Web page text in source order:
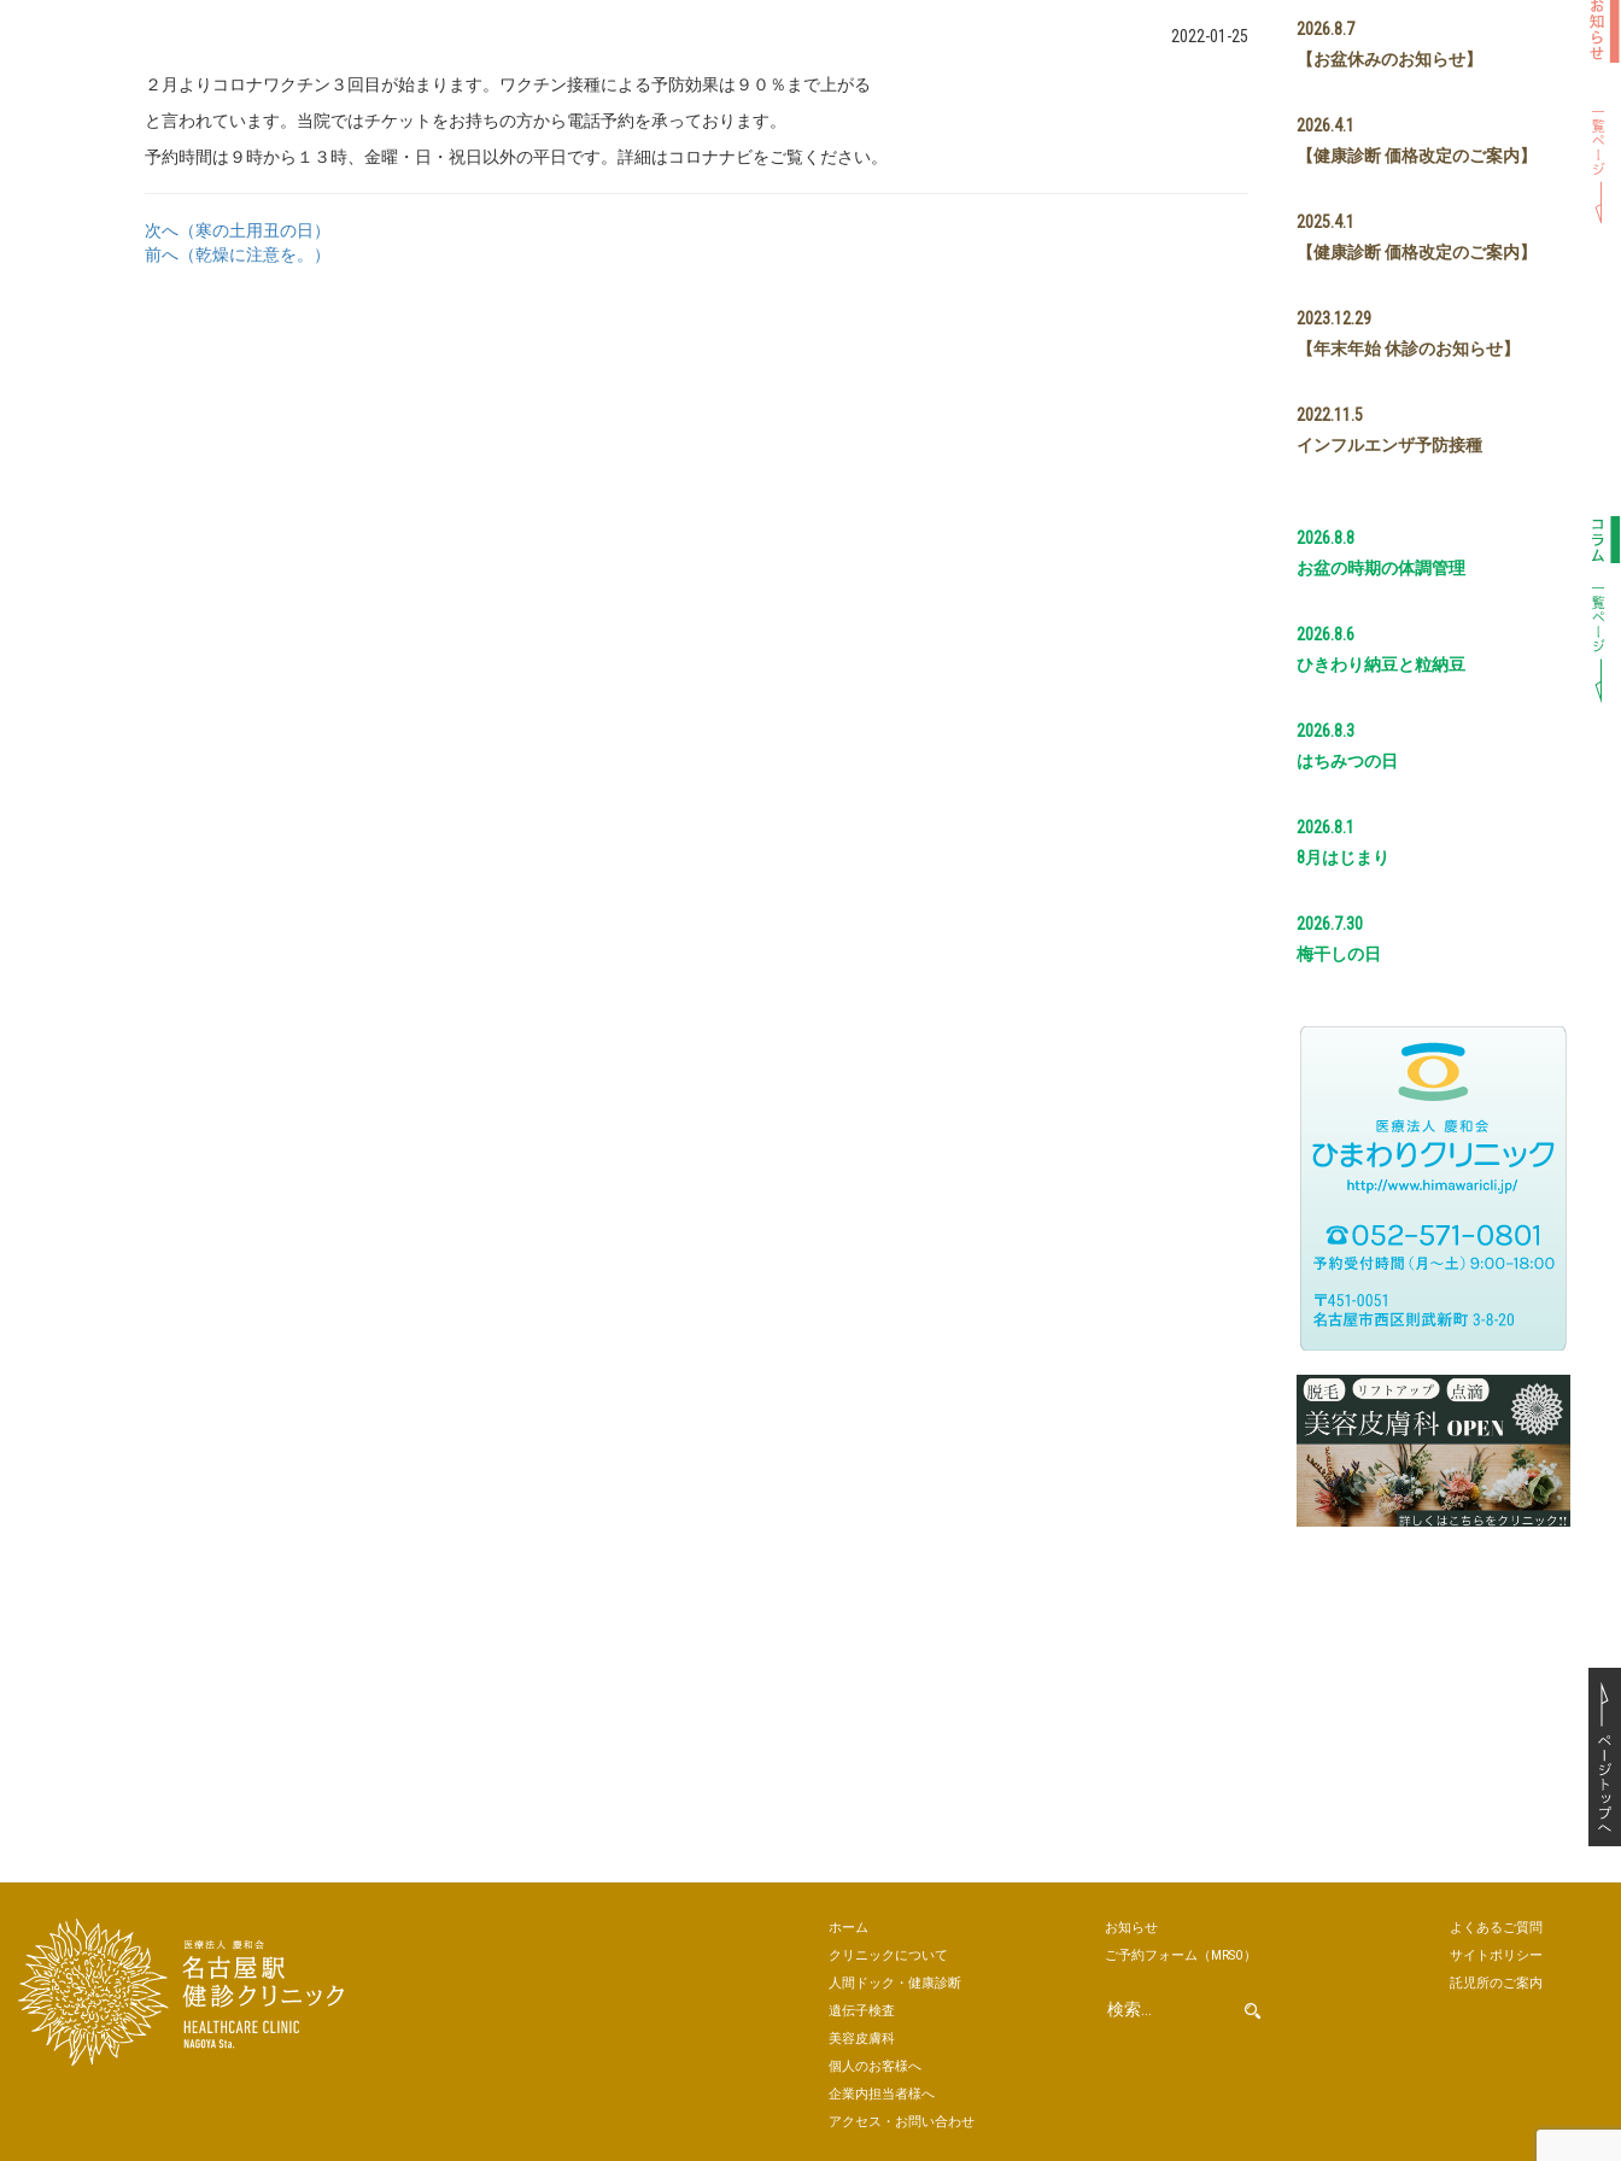
2022-01-25
２月よりコロナワクチン３回目が始まります。ワクチン接種による予防効果は９０％まで上がる
と言われています。当院ではチケットをお持ちの方から電話予約を承っております。
予約時間は９時から１３時、金曜・日・祝日以外の平日です。詳細はコロナナビをご覧ください。
次へ（寒の土用丑の日）
前へ（乾燥に注意を。）
2026.8.7
【お盆休みのお知らせ】
2026.4.1
【健康診断 価格改定のご案内】
2025.4.1
【健康診断 価格改定のご案内】
2023.12.29
【年末年始 休診のお知らせ】
2022.11.5
インフルエンザ予防接種
2026.8.8
お盆の時期の体調管理
2026.8.6
ひきわり納豆と粒納豆
2026.8.3
はちみつの日
2026.8.1
8月はじまり
2026.7.30
梅干しの日
ホーム
クリニックについて
人間ドック・健康診断
遺伝子検査
美容皮膚科
個人のお客様へ
企業内担当者様へ
アクセス・お問い合わせ
お知らせ
ご予約フォーム （MRSO）
よくあるご質問
サイトポリシー
託児所のご案内